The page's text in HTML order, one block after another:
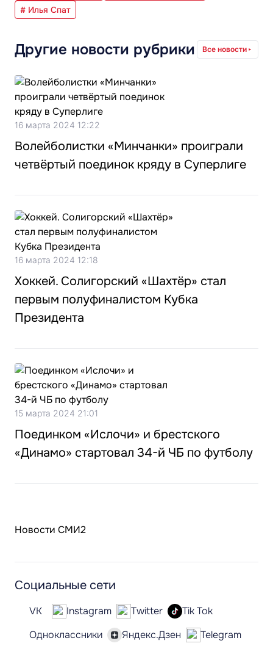
# Илья Спат
Другие новости рубрики Все новости
16 марта 2024 12:22
Волейболистки «Минчанки» проиграли
четвёртый поединок кряду в Суперлиге
16 марта 2024 12:18
Хоккей. Солигорский «Шахтёр» стал
первым полуфиналистом Кубка
Президента
15 марта 2024 21:01
Поединком «Ислочи» и брестского
«Динамо» стартовал 34-й ЧБ по футболу
Новости СМИ2
Социальные сети
VK Instagram Twitter
Tik Tok
Одноклассники
Яндекс.Дзен
Telegram